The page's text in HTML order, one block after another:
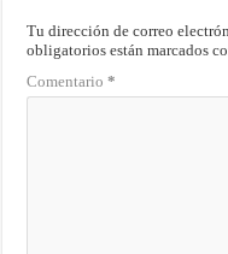
Tu dirección de correo
obligatorios están marcados
Comentario*